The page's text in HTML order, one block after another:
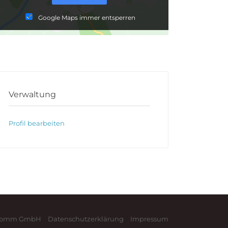
Google Maps immer entsperren
Verwaltung
Profil bearbeiten
GmbH Datenschutzerklärung Impressum